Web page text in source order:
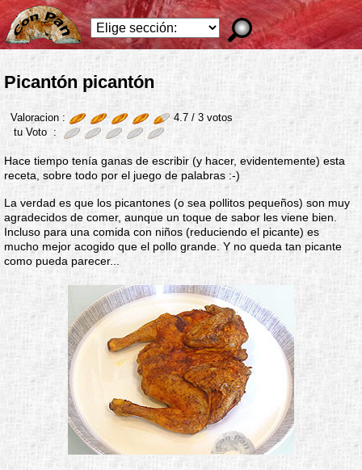
Picantón picantón
Valoracion : 4.7 /3votos
tu Voto :
Hace tiempo tenía ganas de escribir (y hacer, evidentemente) esta
receta, sobre todo por el juego de palabras :-)
La verdad es que los picantones (o sea pollitos pequeños) son muy
agradecidos de comer, aunque un toque de sabor les viene bien.
Incluso para una comida con niños (reduciendo el picante) es
mucho mejor acogido que el pollo grande. Y no queda tan picante
como pueda parecer...